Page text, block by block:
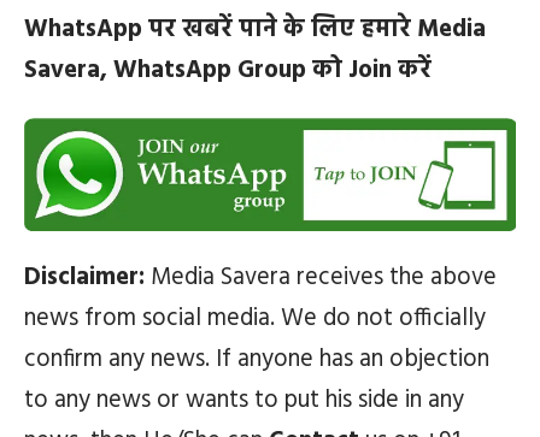
WhatsApp पर खबरें पाने के लिए हमारे Media
Savera, WhatsApp Group को Join करें
Disclaimer: Media Savera receives the above
news from social media. We do not officially
confirm any news. If anyone has an objection
to any news or wants to put his side in any